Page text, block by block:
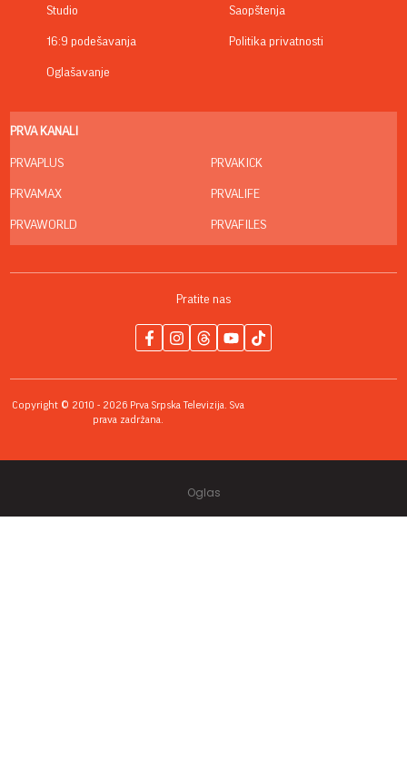
Studio
16:9 podešavanja
Oglašavanje
Saopštenja
Politika privatnosti
PRVA KANALI
PRVAPLUS
PRVAMAX
PRVAWORLD
PRVAKICK
PRVALIFE
PRVAFILES
Pratite nas
Copyright © 2010 - 2026 Prva Srpska Televizija. Sva
prava zadržana.